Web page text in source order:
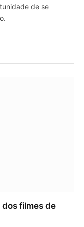
de se
dos filmes de